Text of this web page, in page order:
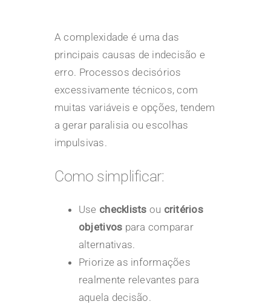
A complexidade é uma das
principais causas de indecisão e
erro. Processos decisórios
excessivamente técnicos, com
muitas variáveis e opções, tendem
a gerar paralisia ou escolhas
impulsivas.
Como simplificar:
Use checklists ou critérios
objetivos para comparar
alternativas.
Priorize as informações
realmente relevantes para
aquela decisão.